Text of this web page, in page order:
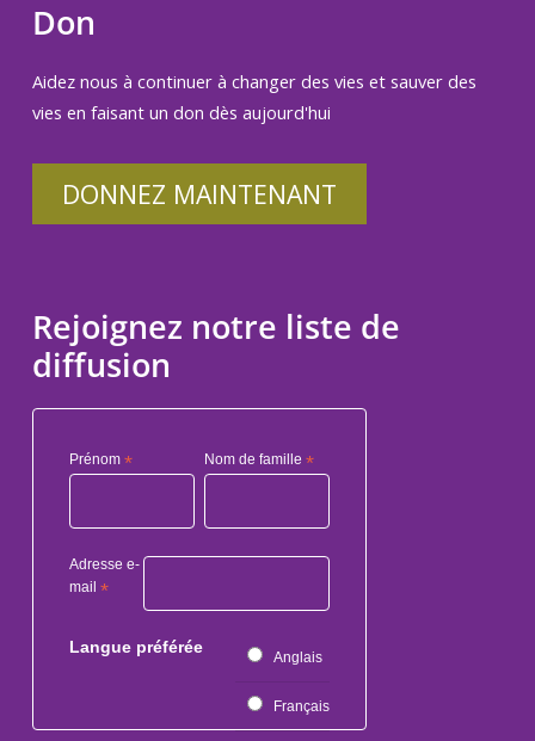
Don
Aidez nous à continuer à changer des vies et sauver des
vies en faisant un don dès aujourd'hui
DONNEZ MAINTENANT
Rejoignez notre liste de
diffusion
Prénom * Nom de famille*
Adresse e-
mail *
Langue préférée
Anglais
Français